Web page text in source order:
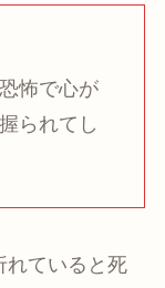
怖で心が
られてし
れていると死